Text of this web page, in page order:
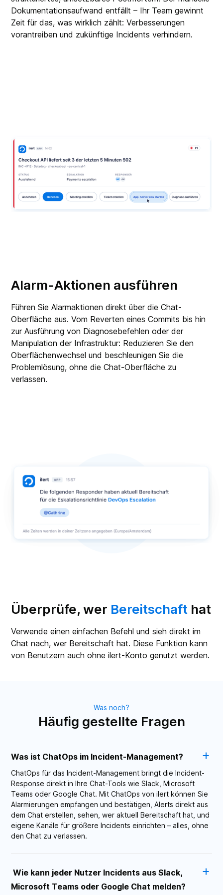
Dokumentationsaufwand entfällt – Ihr Team gewinnt
Zeit für das, was wirklich zählt: Verbesserungen
vorantreiben und zukünftige Incidents verhindern.
Alarm-Aktionen ausführen
Führen Sie Alarmaktionen direkt über die Chat-
Oberfläche aus. Vom Reverten eines Commits bis hin
zur Ausführung von Diagnosebefehlen oder der
Manipulation der Infrastruktur: Reduzieren Sie den
Oberflächenwechsel und beschleunigen Sie die
Problemlösung, ohne die Chat-Oberfläche zu
verlassen.
Überprüfe, wer Bereitschaft hat
Verwende einen einfachen Befehl und sieh direkt im
Chat nach, wer Bereitschaft hat. Diese Funktion kann
von Benutzern auch ohne ilert-Konto genutzt werden.
Was noch?
Häufig gestellte Fragen
Was ist ChatOps im Incident-Management?
ChatOps für das Incident-Management bringt die Incident-
Response direkt in Ihre Chat-Tools wie Slack, Microsoft
Teams oder Google Chat. Mit ChatOps von ilert können Sie
Alarmierungen empfangen und bestätigen, Alerts direkt aus
dem Chat erstellen, sehen, wer aktuell Bereitschaft hat, und
eigene Kanäle für größere Incidents einrichten – alles, ohne
den Chat zu verlassen.
Wie kann jeder Nutzer Incidents aus Slack,
Microsoft Teams oder Google Chat melden?